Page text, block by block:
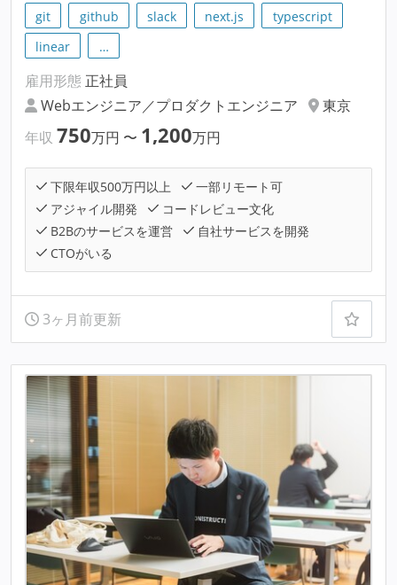
git github slack next.js
typescript
linear
…
雇用形態 正社員
Webエンジニア／プロダクトエンジニア
東京
年収 750万円 〜 1,200万円
下限年収500万円以上
一部リモート可
アジャイル開発
コードレビュー文化
B2Bのサービスを運営
自社サービスを開発
CTOがいる
3ヶ月前更新